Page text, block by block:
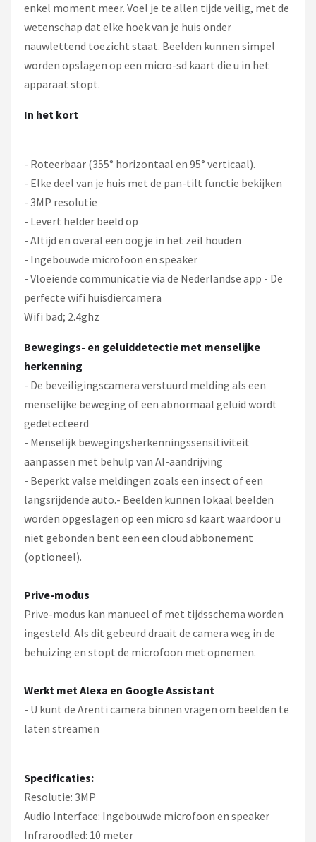
enkel moment meer. Voel je te allen tijde veilig, met de
wetenschap dat elke hoek van je huis onder
nauwlettend toezicht staat. Beelden kunnen simpel
worden opslagen op een micro-sd kaart die u in het
apparaat stopt.
In het kort
- Roteerbaar (355° horizontaal en 95° verticaal).
- Elke deel van je huis met de pan-tilt functie bekijken
- 3MP resolutie
- Levert helder beeld op
- Altijd en overal een oogje in het zeil houden
- Ingebouwde microfoon en speaker
- Vloeiende communicatie via de Nederlandse app - De
perfecte wifi huisdiercamera
Wifi bad; 2.4ghz
Bewegings- en geluiddetectie met menselijke
herkenning
- De beveiligingscamera verstuurd melding als een
menselijke beweging of een abnormaal geluid wordt
gedetecteerd
- Menselijk bewegingsherkenningssensitiviteit
aanpassen met behulp van AI-aandrijving
- Beperkt valse meldingen zoals een insect of een
langsrijdende auto.- Beelden kunnen lokaal beelden
worden opgeslagen op een micro sd kaart waardoor u
niet gebonden bent een een cloud abbonement
(optioneel).
Prive-modus
Prive-modus kan manueel of met tijdsschema worden
ingesteld. Als dit gebeurd draait de camera weg in de
behuizing en stopt de microfoon met opnemen.
Werkt met Alexa en Google Assistant
- U kunt de Arenti camera binnen vragen om beelden te
laten streamen
Specificaties:
Resolutie: 3MP
Audio Interface: Ingebouwde microfoon en speaker
Infraroodled: 10 meter